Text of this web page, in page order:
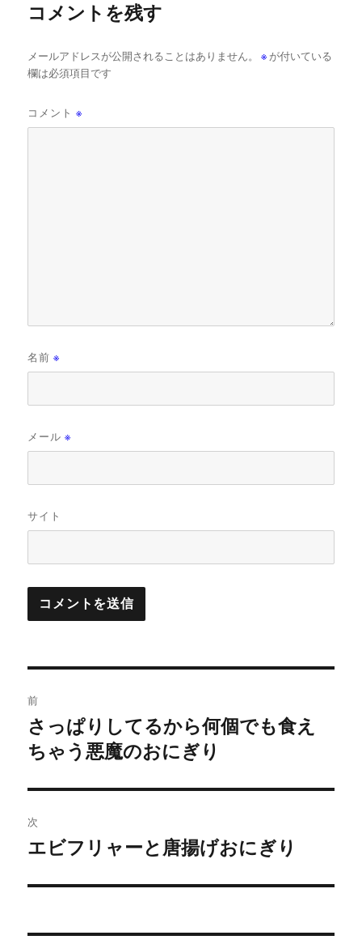
コメントを残す
メールアドレスが公開されることはありません。 ※ が付いている
欄は必須項目です
コメント※
名前※
メール※
サイト
稿
ナ
ビ
ゲ
ー
シ
前
前
の
稿:
さっぱりしてるから何個でも食え
ちゃう悪魔のおにぎり
次
次
投
エビフリャーと唐揚げおにぎり